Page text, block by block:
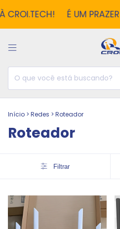
É UM
Início > Redes > Roteador
Roteador
Filtrar